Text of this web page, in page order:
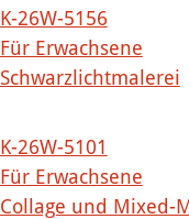
K-26W-5156
Für Erwachsene
Schwarzlichtmalerei
K-26W-5101
Für Erwachsene
Collage und Mixed-